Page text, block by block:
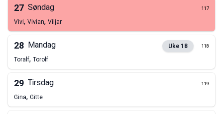
27 Søndag 117
Vivi, Vivian, Viljar
28 Mandag Uke 18 118
Toralf, Torolf
29 Tirsdag 119
Gina, Gitte